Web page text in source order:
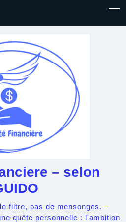
– selon
filtre, pas de mensonges. –
quête personnelle : l'ambition